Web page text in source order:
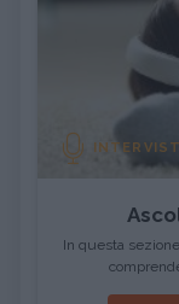
In questa